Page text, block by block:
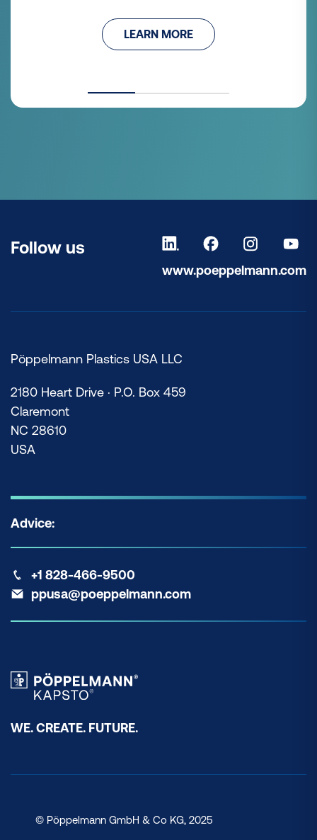
LEARN MORE
Follow us
www.poeppelmann.com
Pöppelmann Plastics USA LLC
2180 Heart Drive · P.O. Box 459
Claremont
NC 28610
USA
Advice:
+1 828-466-9500
ppusa@poeppelmann.com
WE. CREATE. FUTURE.
© Pöppelmann GmbH & Co KG, 2025